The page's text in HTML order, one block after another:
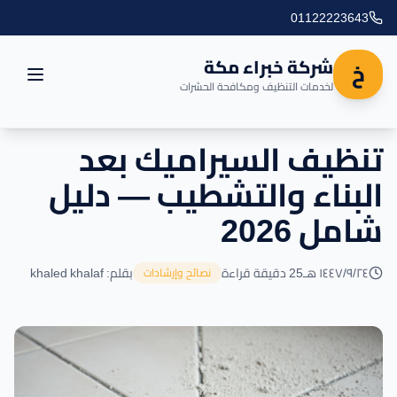
01122223643
خ شركة خبراء مكة
لخدمات التنظيف ومكافحة الحشرات
الرئيسية
العروض
المدونة
مناطق التغطية
اتصل بنا
خدماتنا
تنظيف السيراميك بعد
البناء والتشطيب — دليل
شامل 2026
٢٤‏/٩‏/١٤٤٧ هـ 25 دقيقة قراءة نصائح وإرشادات بقلم: khaled khalaf